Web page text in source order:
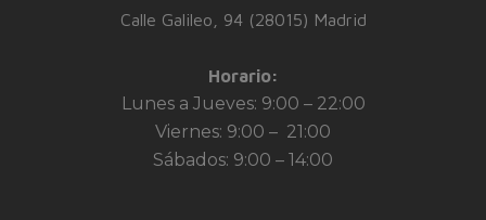
Calle Galileo, 94 (28015) Madrid
Horario:
Lunes a Jueves: 9:00 – 22:00
Viernes: 9:00 – 21:00
Sábados: 9:00 – 14:00